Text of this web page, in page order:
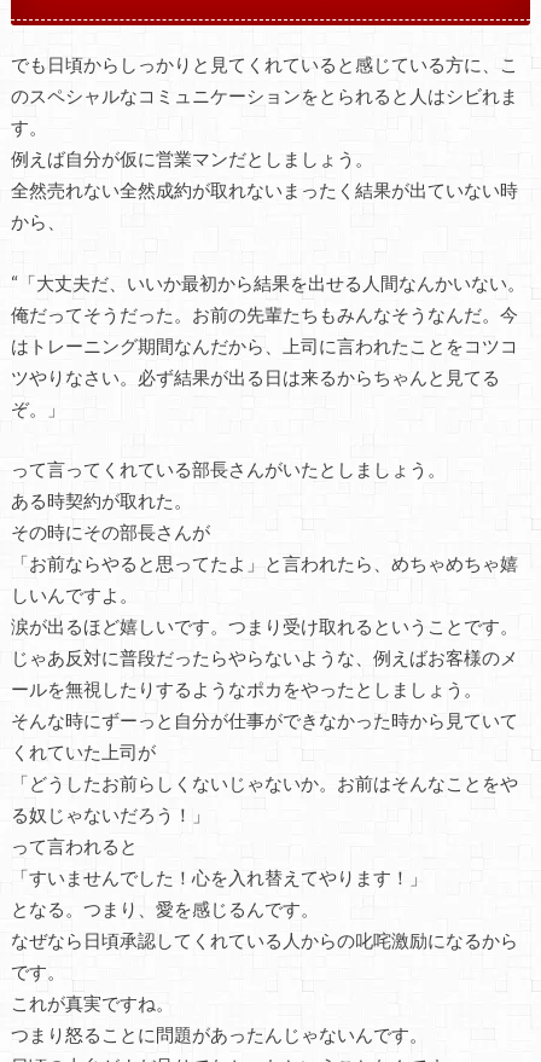
でも日頃からしっかりと見てくれていると感じている方に、こ
のスペシャルなコミュニケーションをとられると人はシビれま
す。
例えば自分が仮に営業マンだとしましょう。
全然売れない全然成約が取れないまったく結果が出ていない時
から、
“「大丈夫だ、いいか最初から結果を出せる人間なんかいない。
俺だってそうだった。お前の先輩たちもみんなそうなんだ。今
はトレーニング期間なんだから、上司に言われたことをコツコ
ツやりなさい。必ず結果が出る日は来るからちゃんと見てる
ぞ。」
って言ってくれている部長さんがいたとしましょう。
ある時契約が取れた。
その時にその部長さんが
「お前ならやると思ってたよ」と言われたら、めちゃめちゃ嬉
しいんですよ。
涙が出るほど嬉しいです。つまり受け取れるということです。
じゃあ反対に普段だったらやらないような、例えばお客様のメ
ールを無視したりするようなポカをやったとしましょう。
そんな時にずーっと自分が仕事ができなかった時から見ていて
くれていた上司が
「どうしたお前らしくないじゃないか。お前はそんなことをや
る奴じゃないだろう！」
って言われると
「すいませんでした！心を入れ替えてやります！」
となる。つまり、愛を感じるんです。
なぜなら日頃承認してくれている人からの叱咤激励になるから
です。
これが真実ですね。
つまり怒ることに問題があったんじゃないんです。